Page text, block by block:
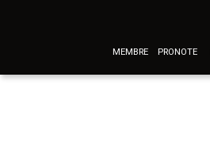
MEMBRE PRONOTE